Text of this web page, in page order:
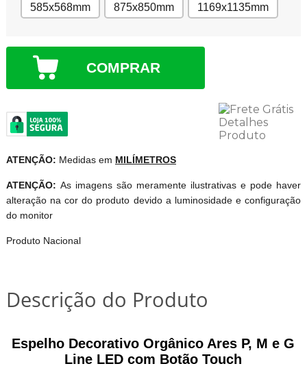
585x568mm
875x850mm 1169x1135mm
COMPRAR
ATENÇÃO: Medidas em MILÍMETROS
ATENÇÃO: As imagens são meramente ilustrativas e pode haver
alteração na cor do produto devido a luminosidade e configuração
do monitor
Produto Nacional
Descrição do Produto
Espelho Decorativo Orgânico Ares P, M e G
Line LED com Botão Touch